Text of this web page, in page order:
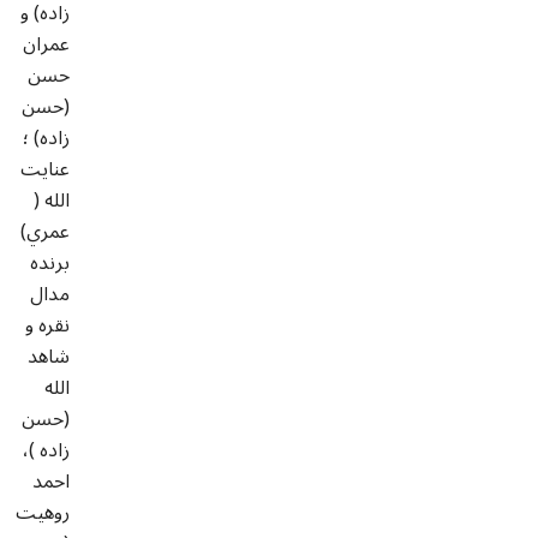
زاده) و
عمران
حسن
(حسن
زاده) ؛
عنايت
الله (
عمري)
برنده
مدال
نقره و
شاهد
الله
(حسن
زاده )،
احمد
روهيت